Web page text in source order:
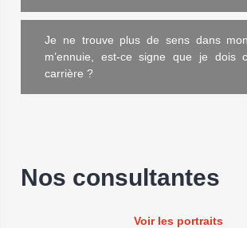
Je ne trouve plus de sens dans
m’ennuie, est-ce signe que je dois
carrière ?
Nos consultantes
Voir les portraits